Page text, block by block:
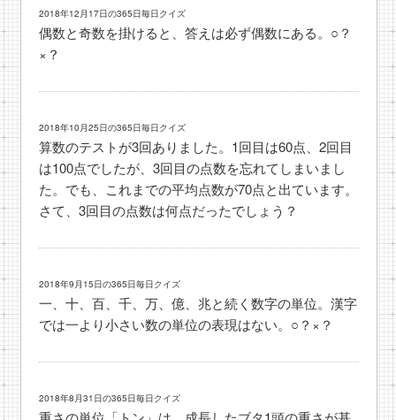
2018年12月17日の365日毎日クイズ
偶数と奇数を掛けると、答えは必ず偶数にある。○？
×？
2018年10月25日の365日毎日クイズ
算数のテストが3回ありました。1回目は60点、2回目
は100点でしたが、3回目の点数を忘れてしまいまし
た。でも、これまでの平均点数が70点と出ています。
さて、3回目の点数は何点だったでしょう？
2018年9月15日の365日毎日クイズ
一、十、百、千、万、億、兆と続く数字の単位。漢字
では一より小さい数の単位の表現はない。○？×？
2018年8月31日の365日毎日クイズ